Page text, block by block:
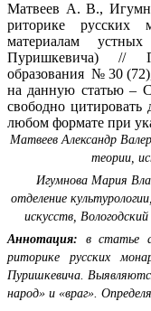
Матвеев А. В.,
риторике русских
материалам
Пуришкевича) //
образования № 30
на данную статью –
свободно
любом формате при
Матвеев Александр
теории,
Игумнова Мария
отделение
искусств,
Аннотация: в статье
риторике русских
Пуришкевича.
народ» и «враг».